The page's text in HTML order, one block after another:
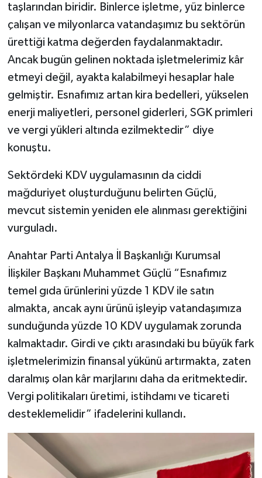
taşlarından biridir. Binlerce işletme, yüz binlerce
çalışan ve milyonlarca vatandaşımız bu sektörün
ürettiği katma değerden faydalanmaktadır.
Ancak bugün gelinen noktada işletmelerimiz kâr
etmeyi değil, ayakta kalabilmeyi hesaplar hale
gelmiştir. Esnafımız artan kira bedelleri, yükselen
enerji maliyetleri, personel giderleri, SGK primleri
ve vergi yükleri altında ezilmektedir” diye
konuştu.
Sektördeki KDV uygulamasının da ciddi
mağduriyet oluşturduğunu belirten Güçlü,
mevcut sistemin yeniden ele alınması gerektiğini
vurguladı.
Anahtar Parti Antalya İl Başkanlığı Kurumsal
İlişkiler Başkanı Muhammet Güçlü “Esnafımız
temel gıda ürünlerini yüzde 1 KDV ile satın
almakta, ancak aynı ürünü işleyip vatandaşımıza
sunduğunda yüzde 10 KDV uygulamak zorunda
kalmaktadır. Girdi ve çıktı arasındaki bu büyük fark
işletmelerimizin finansal yükünü artırmakta, zaten
daralmış olan kâr marjlarını daha da eritmektedir.
Vergi politikaları üretimi, istihdamı ve ticareti
desteklemelidir” ifadelerini kullandı.